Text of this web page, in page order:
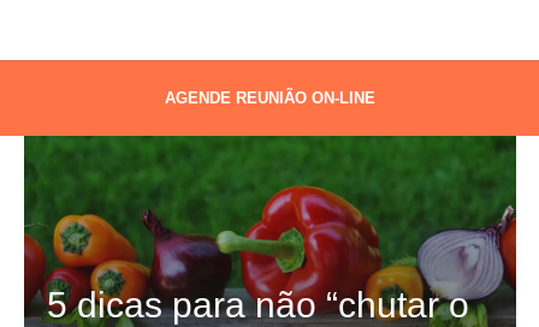
AGENDE REUNIÃO ON-LINE
5 dicas para não “chutar o